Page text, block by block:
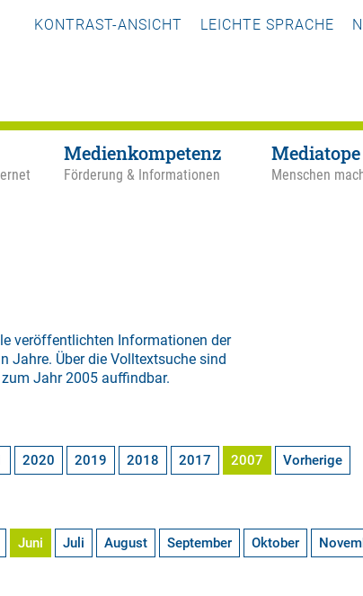
KONTRAST-ANSICHT LEICHTE SPRACHE
Medienkompetenz
Förderung & Informationen
Mediatope
Menschen
veröffentlichten Informationen der
Jahre. Über die Volltextsuche sind
Jahr 2005 auffindbar.
2020 2019 2018 2017 2007 Vorherige
Juni Juli August September Oktober